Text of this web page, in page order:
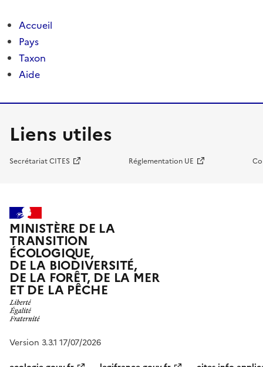
Accueil
Pays
Taxon
Aide
Liens utiles
Secrétariat CITES Réglementation UE
MINISTÈRE DE LA
TRANSITION
ÉCOLOGIQUE,
DE LA BIODIVERSITÉ,
DE LA FORÊT, DE LA MER
ET DE LA PÊCHE
Version 3.3.1 17/07/2026